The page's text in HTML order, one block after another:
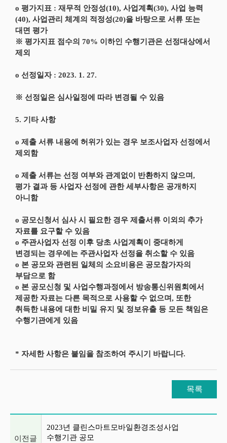
o 평가지표 : 재무적 안정성(10), 사업계획(30), 사업 능력
(40), 사업관리 체계의 적정성(20)을 바탕으로 서류 또는
대면 평가
※ 평가지표 점수의 70% 이하인 수행기관은 선정대상에서
제외
o 선정일자 : 2023. 1. 27.
※ 선정일은 심사일정에 따라 변경될 수 있음
5. 기타 사항
o 제출 서류 내용에 허위가 있는 경우 보조사업자 선정에서
제외함
o 제출 서류는 선정 여부와 관계없이 반환하지 않으며,
평가 결과 등 사업자 선정에 관한 세부사항은 공개하지
아니함
o 공모신청서 심사 시 필요한 경우 제출서류 이외의 추가
자료를 요구할 수 있음
o 주관사업자 선정 이후 당초 사업계획이 중대하게
변경되는 경우에는 주관사업자 선정을 취소할 수 있음
o 본 공모와 관련된 일체의 소요비용은 공모참가자의
부담으로 함
o 본 공모신청 및 사업수행과정에서 방송통신위원회에서
제공한 자료는 다른 목적으로 사용할 수 없으며, 또한
취득한 내용에 대한 비밀 유지 및 정보유출 등 모든 책임은
수행기관에게 있음
* 자세한 사항은 붙임을 참조하여 주시기 바랍니다.
목록
이전글
2023년 클린스마트모바일환경조성사업
수행기관 공모